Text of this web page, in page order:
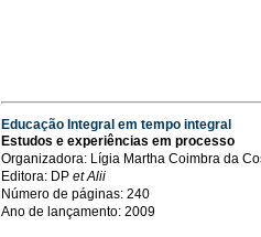
Educação Integral em tempo integral
Estudos e experiências em processo
Organizadora: Lígia Martha Coimbra da
Editora: DP et Alii
Número de páginas: 240
Ano de lançamento: 2009